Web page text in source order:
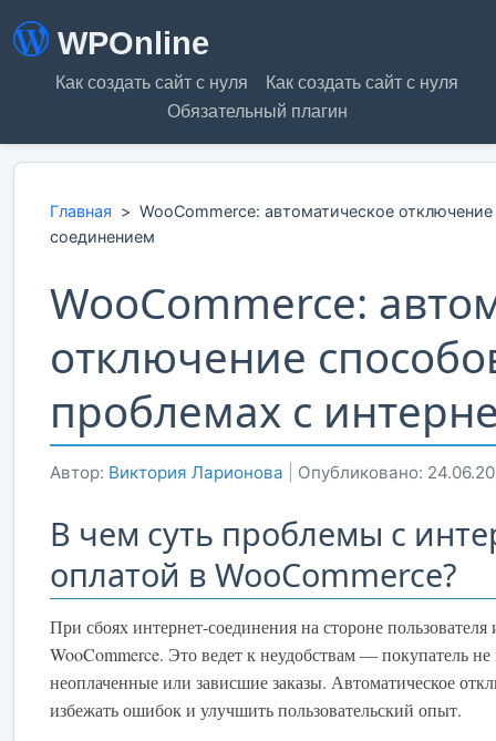
WPOnline
Как создать сайт с нуля
Как создать сайт с нуля
Обязательный плагин
Главная > WooCommerce: автоматическое
соединением
WooCommerce:
отключение
проблемах с
Автор: Виктория Ларионова Опубликовано:
В чем суть проблемы с
оплатой в WooCommerce?
При сбоях интернет-соединения на стороне
WooCommerce. Это ведет к неудобствам — покупатель
неоплаченные или зависшие заказы. Автоматическое
избежать ошибок и улучшить пользовательский опыт.